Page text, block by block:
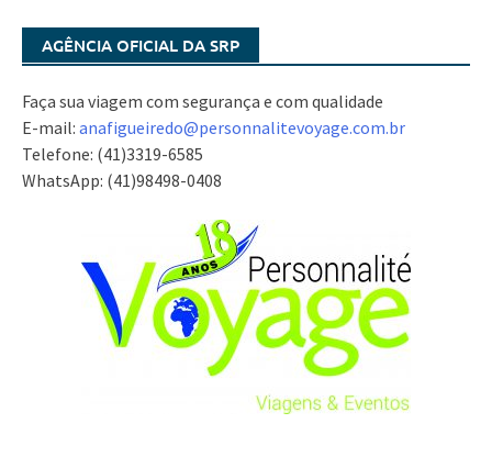
AGÊNCIA OFICIAL DA SRP
Faça sua viagem com segurança e com qualidade
E-mail: anafigueiredo@personnalitevoyage.com.br
Telefone: (41)3319-6585
WhatsApp: (41)98498-0408